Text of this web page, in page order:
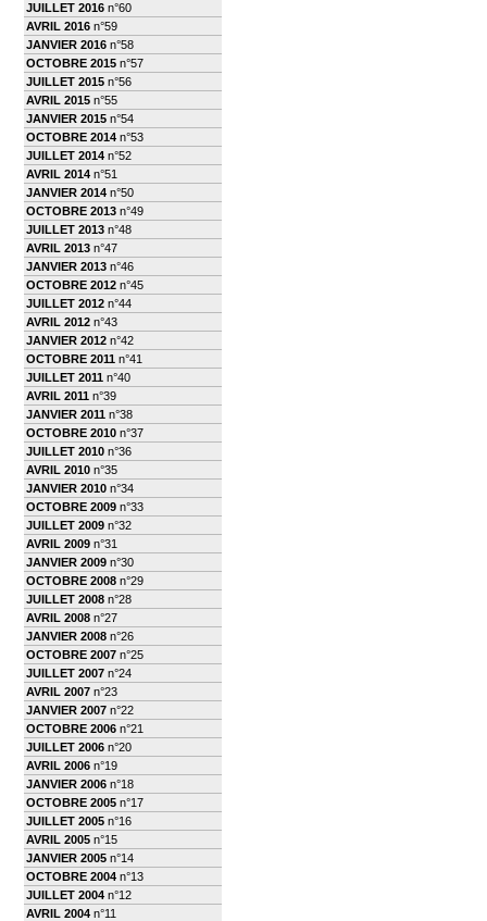
JUILLET 2016 n°60
AVRIL 2016 n°59
JANVIER 2016 n°58
OCTOBRE 2015 n°57
JUILLET 2015 n°56
AVRIL 2015 n°55
JANVIER 2015 n°54
OCTOBRE 2014 n°53
JUILLET 2014 n°52
AVRIL 2014 n°51
JANVIER 2014 n°50
OCTOBRE 2013 n°49
JUILLET 2013 n°48
AVRIL 2013 n°47
JANVIER 2013 n°46
OCTOBRE 2012 n°45
JUILLET 2012 n°44
AVRIL 2012 n°43
JANVIER 2012 n°42
OCTOBRE 2011 n°41
JUILLET 2011 n°40
AVRIL 2011 n°39
JANVIER 2011 n°38
OCTOBRE 2010 n°37
JUILLET 2010 n°36
AVRIL 2010 n°35
JANVIER 2010 n°34
OCTOBRE 2009 n°33
JUILLET 2009 n°32
AVRIL 2009 n°31
JANVIER 2009 n°30
OCTOBRE 2008 n°29
JUILLET 2008 n°28
AVRIL 2008 n°27
JANVIER 2008 n°26
OCTOBRE 2007 n°25
JUILLET 2007 n°24
AVRIL 2007 n°23
JANVIER 2007 n°22
OCTOBRE 2006 n°21
JUILLET 2006 n°20
AVRIL 2006 n°19
JANVIER 2006 n°18
OCTOBRE 2005 n°17
JUILLET 2005 n°16
AVRIL 2005 n°15
JANVIER 2005 n°14
OCTOBRE 2004 n°13
JUILLET 2004 n°12
AVRIL 2004 n°11